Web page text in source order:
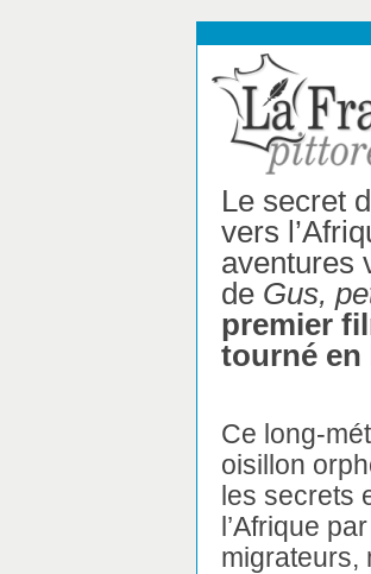
Le secret
vers
aventures
de Gus,
premier
tourné en
Ce long-
oisillon
les secrets
l’Afrique
migrateurs,